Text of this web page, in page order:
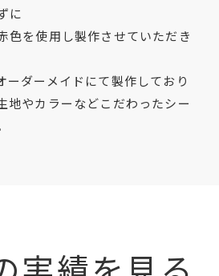
に
色を使用し製作させていただき
ーダーメイドにて製作しており
地やカラーなどこだわったシー